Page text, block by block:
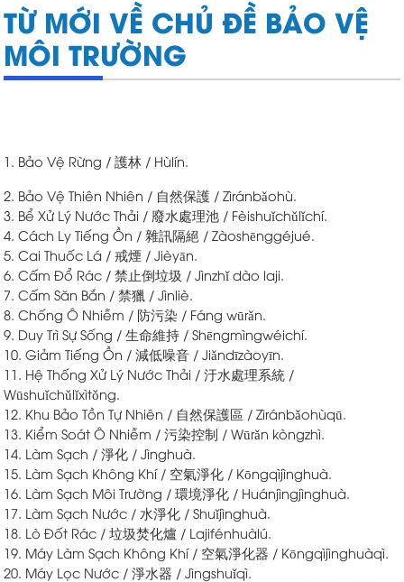
TỪ MỚI VỀ CHỦ ĐỀ BẢO VỆ
MÔI TRƯỜNG
1. Bảo Vệ Rừng / 護林 / Hùlín.
2. Bảo Vệ Thiên Nhiên / 自然保護 / Zìránbǎohù.
3. Bể Xử Lý Nước Thải / 廢水處理池 / Fèishuǐchǔlǐchí.
4. Cách Ly Tiếng Ồn / 雜訊隔絕 / Zàoshēnggéjué.
5. Cai Thuốc Lá / 戒煙 / Jièyān.
6. Cấm Đổ Rác / 禁止倒垃圾 / Jìnzhǐ dào laji.
7. Cấm Săn Bắn / 禁獵 / Jìnliè.
8. Chống Ô Nhiễm / 防污染 / Fáng wūrǎn.
9. Duy Trì Sự Sống / 生命維持 / Shēngmìngwéichí.
10. Giảm Tiếng Ồn / 減低噪音 / Jiǎndīzàoyīn.
11. Hệ Thống Xử Lý Nước Thải / 汙水處理系統 /
Wūshuǐchǔlǐxìtǒng.
12. Khu Bảo Tồn Tự Nhiên / 自然保護區 / Zìránbǎohùqū.
13. Kiểm Soát Ô Nhiễm / 污染控制 / Wūrǎn kòngzhì.
14. Làm Sạch / 淨化 / Jìnghuà.
15. Làm Sạch Không Khí / 空氣淨化 / Kōngqìjìnghuà.
16. Làm Sạch Môi Trường / 環境淨化 / Huánjìngjìnghuà.
17. Làm Sạch Nước / 水淨化 / Shuǐjìnghuà.
18. Lò Đốt Rác / 垃圾焚化爐 / Lajifénhuàlú.
19. Máy Làm Sạch Không Khí / 空氣淨化器 / Kōngqìjìnghuàqì.
20. Máy Lọc Nước / 淨水器 / Jìngshuǐqì.